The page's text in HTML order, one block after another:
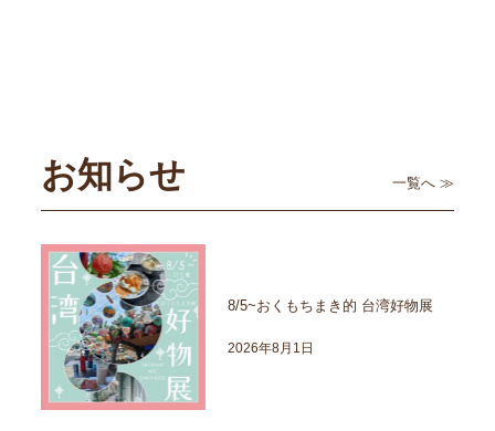
お知らせ 一覧へ ≫
8/5~おくもちまき的 台湾好物展
2026年8月1日